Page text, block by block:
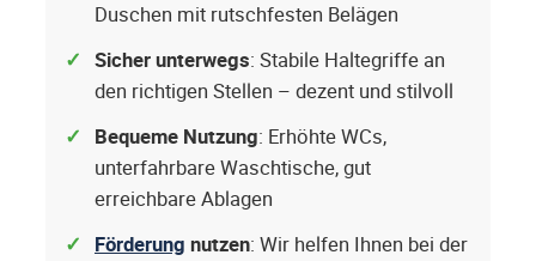
Duschen mit rutschfesten Belägen
Sicher unterwegs: Stabile Haltegriffe an
den richtigen Stellen – dezent und stilvoll
Bequeme Nutzung: Erhöhte WCs,
unterfahrbare Waschtische, gut
erreichbare Ablagen
Förderung nutzen: Wir helfen Ihnen bei der